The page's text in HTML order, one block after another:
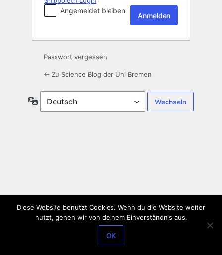
Angemeldet bleiben
Passwort vergessen
← Zu Science Blog der Uni Bremen
Sprache
Diese Website benutzt Cookies. Wenn du die Website weiter
nutzt, gehen wir von deinem Einverständnis aus.
OK